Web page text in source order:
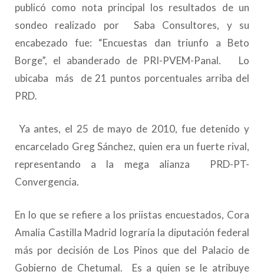
publicó como nota principal los resultados de un
sondeo realizado por Saba Consultores, y su
encabezado fue: “Encuestas dan triunfo a Beto
Borge”, el abanderado de PRI-PVEM-Panal. Lo
ubicaba más de 21 puntos porcentuales arriba del
PRD.
Ya antes, el 25 de mayo de 2010, fue detenido y
encarcelado Greg Sánchez, quien era un fuerte rival,
representando a la mega alianza PRD-PT-
Convergencia.
En lo que se refiere a los priistas encuestados, Cora
Amalia Castilla Madrid lograría la diputación federal
más por decisión de Los Pinos que del Palacio de
Gobierno de Chetumal. Es a quien se le atribuye